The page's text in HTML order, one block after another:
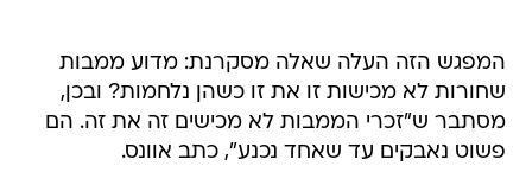
המפגש הזה העלה שאלה מסקרנת: מדוע ממבות
שחורות לא מכישות זו את זו כשהן נלחמות? ובכן,
מסתבר ש"זכרי הממבות לא מכישים זה את זה. הם
פשוט נאבקים עד שאחד נכנע", כתב אוונס.